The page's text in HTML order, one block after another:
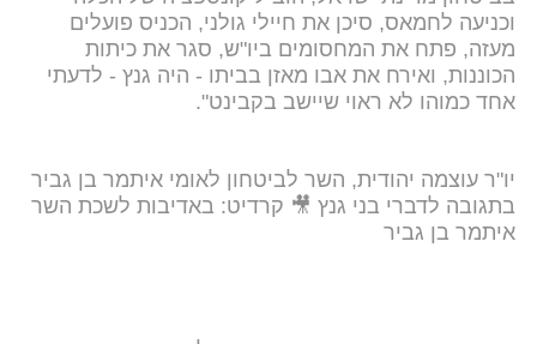
וכניעה לחמאס, סיכן את חיילי גולני, הכניס פועלים
מעזה, פתח את המחסומים ביו"ש, סגר את כיתות
הכוננות, ואירח את אבו מאזן בביתו - היה גנץ - לדעתי
אחד כמוהו לא ראוי שיישב בקבינט".
יו"ר עוצמה יהודית, השר לביטחון לאומי איתמר בן גביר
בתגובה לדברי בני גנץ 🎥 קרדיט: באדיבות לשכת השר
איתמר בן גביר